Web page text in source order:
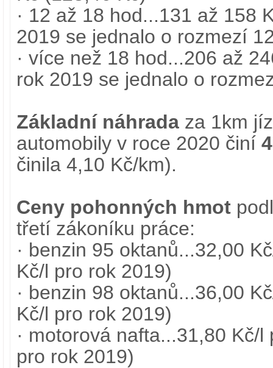
· 12 až 18 hod...131 až 158
2019 se jednalo o rozmezí
· více než 18 hod...206 až
rok 2019 se jednalo o
Základní náhrada za 1km
automobily v roce 2020 činí
činila 4,10 Kč/km).
Ceny pohonných hmot
třetí zákoníku práce:
· benzin 95 oktanů...32,00
Kč/l pro rok 2019)
· benzin 98 oktanů...36,00
Kč/l pro rok 2019)
· motorová nafta...31,80 Kč/
pro rok 2019)